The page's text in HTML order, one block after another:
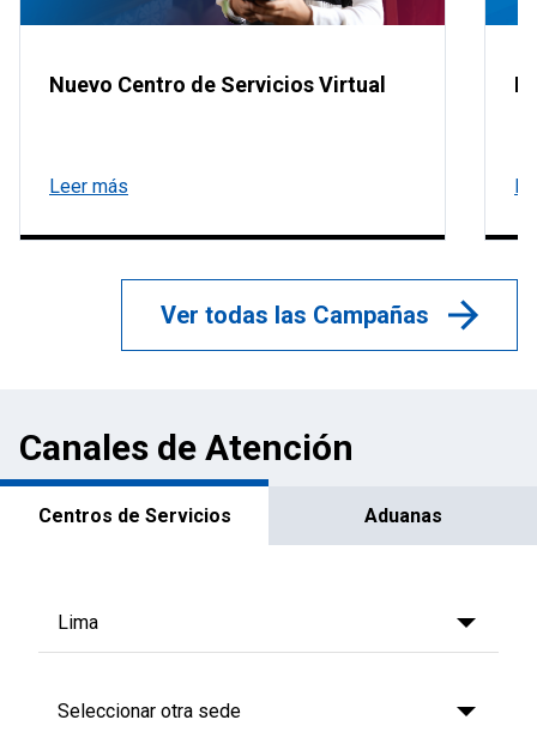
Nuevo Centro de Servicios Virtual
Leer más
Ver todas las Campañas
Canales de Atención
Centros de Servicios Aduanas